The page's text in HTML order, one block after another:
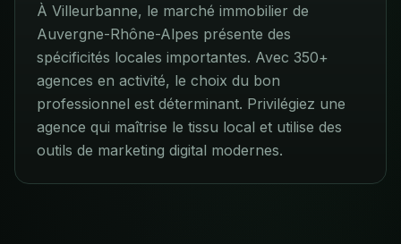
À Villeurbanne, le marché immobilier de
Auvergne-Rhône-Alpes présente des
spécificités locales importantes. Avec 350+
agences en activité, le choix du bon
professionnel est déterminant. Privilégiez une
agence qui maîtrise le tissu local et utilise des
outils de marketing digital modernes.